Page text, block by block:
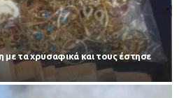
με τα χρυσαφικά και τους έστησε